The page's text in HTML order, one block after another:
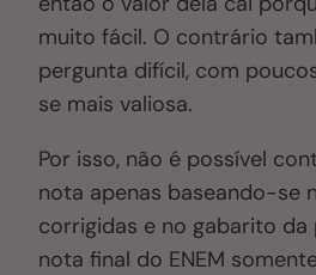
muito fácil. O contrário
pergunta difícil, com
se mais valiosa.
Por isso, não é possível
nota apenas baseando-se
corrigidas e no gabarito da
nota final do ENEM